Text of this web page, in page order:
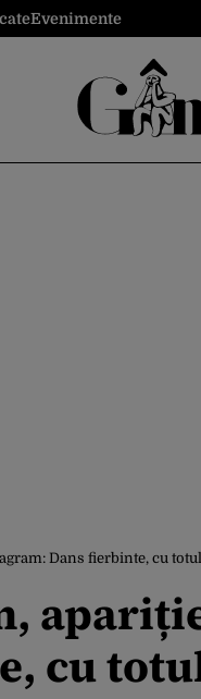
Evenimente
Dans fierbinte, cu
cu